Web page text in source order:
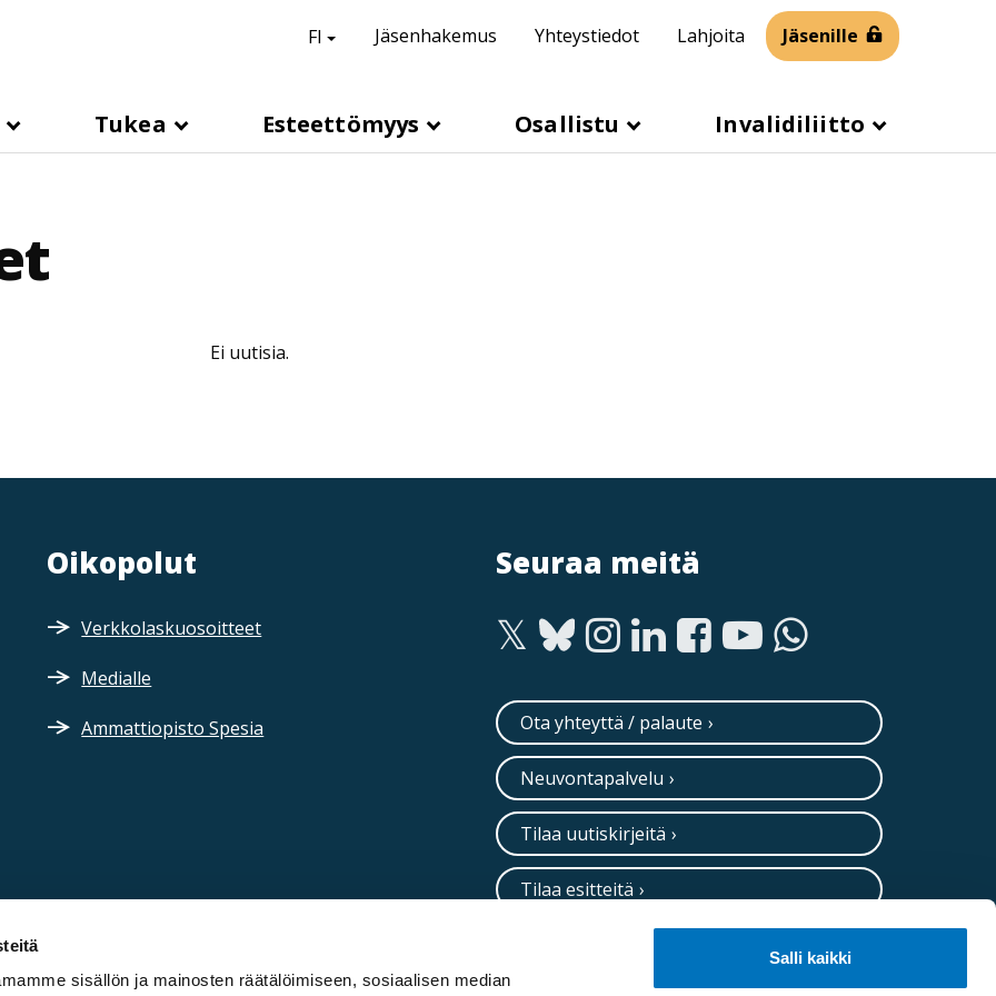
sisällön ja mainosten räätälöimiseen, sosiaalisen median
Salli kaikki
FI suomi,
Vaihda kieli
H
a
d
Jäsenhakemus Yhteystiedot Lahjoita Jäsenille
Tukea Esteettömyys Osallistu Invalidiliitto
Ei uutisia.
Oikopolut
Verkkolaskuosoitteet
Medialle
Ammattiopisto Spesia
Seuraa meitä
Ota yhteyttä / palaute
Neuvontapalvelu
Tilaa uutiskirjeitä
Tilaa esitteitä